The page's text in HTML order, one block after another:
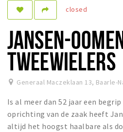
Sleap
Shopping
Parking
Museum and theatre
Activity
closed
JANSEN-
TWEEWIELERS
Generaal Maczeklaan 13, Baarle-
Is al meer dan 52 jaar een
oprichting van de zaak heeft
altijd het hoogst haalbare als